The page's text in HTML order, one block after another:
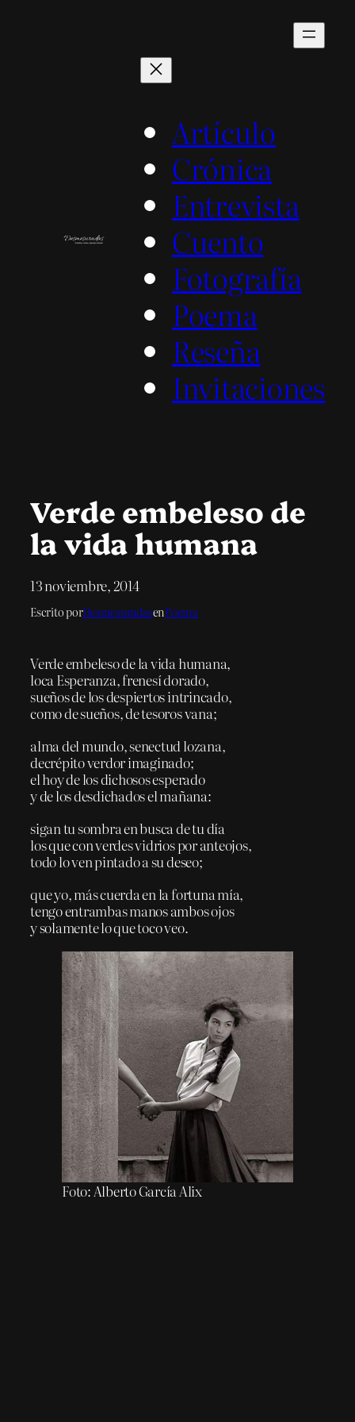
Artículo
Crónica
Entrevista
Cuento
Fotografía
Poema
Reseña
Invitaciones
Verde embeleso de
la vida humana
13 noviembre, 2014
Escrito porDesmesuradasenPoema
Verde embeleso de la vida humana,
loca Esperanza, frenesí dorado,
sueños de los despiertos intrincado,
como de sueños, de tesoros vana;
alma del mundo, senectud lozana,
decrépito verdor imaginado;
el hoy de los dichosos esperado
y de los desdichados el mañana:
sigan tu sombra en busca de tu día
los que con verdes vidrios por anteojos,
todo lo ven pintado a su deseo;
que yo, más cuerda en la fortuna mía,
tengo entrambas manos ambos ojos
y solamente lo que toco veo.
Foto: Alberto García Alix